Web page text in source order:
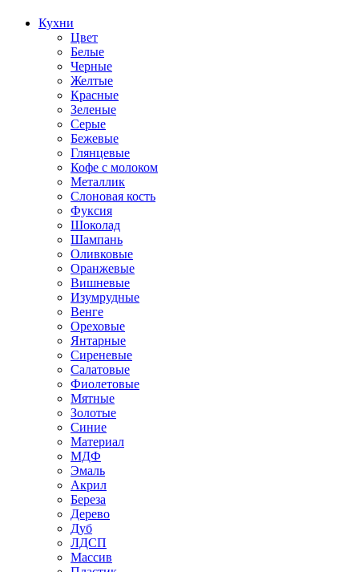
Кухни
Цвет
Белые
Черные
Желтые
Красные
Зеленые
Серые
Бежевые
Глянцевые
Кофе с молоком
Металлик
Слоновая кость
Фуксия
Шоколад
Шампань
Оливковые
Оранжевые
Вишневые
Изумрудные
Венге
Ореховые
Янтарные
Сиреневые
Салатовые
Фиолетовые
Мятные
Золотые
Синие
Материал
МДФ
Эмаль
Акрил
Береза
Дерево
Дуб
ЛДСП
Массив